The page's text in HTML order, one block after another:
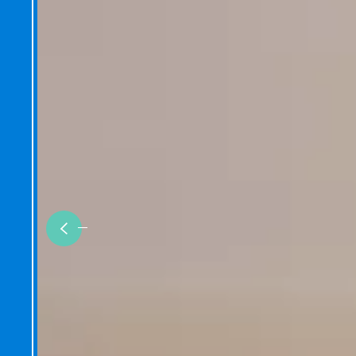
Previous